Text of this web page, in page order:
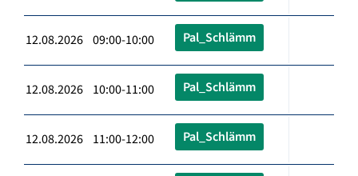
12.08.2026 09:00-10:00 Pal_Schlämm
12.08.2026 10:00-11:00 Pal_Schlämm
12.08.2026 11:00-12:00 Pal_Schlämm